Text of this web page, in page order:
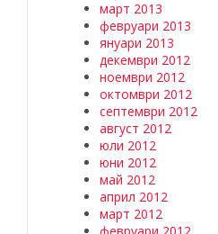
март 2013
февруари 2013
януари 2013
декември 2012
ноември 2012
октомври 2012
септември 2012
август 2012
юли 2012
юни 2012
май 2012
април 2012
март 2012